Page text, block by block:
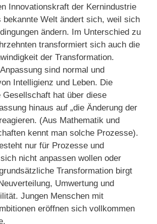
Innovationskraft der Kernindustrie
bekannte Welt ändert sich, weil sich
ändern. Im Unterschied zu
transformiert sich auch die
der Transformation.
sind normal und
Intelligienz und Leben. Die
hat über diese
hinaus auf „die Änderung der
(Aus Mathematik und
kennt man solche Prozesse).
nur für Prozesse und
nicht anpassen wollen oder
Transformation birgt
Umwertung und
Jungen Menschen mit
eröffnen sich vollkommen